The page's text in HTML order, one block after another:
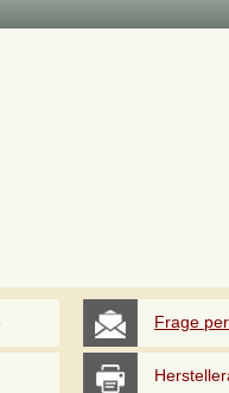
Frage